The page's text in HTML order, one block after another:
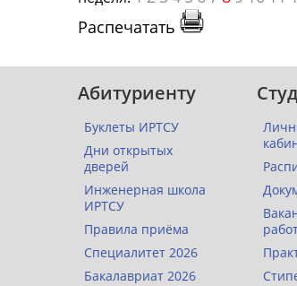
Распечатать
Абитуриенту
Буклеты ИРТСУ
Дни открытых
дверей
Инженерная школа
ИРТСУ
Правила приёма
Специалитет 2026
Бакалавриат 2026